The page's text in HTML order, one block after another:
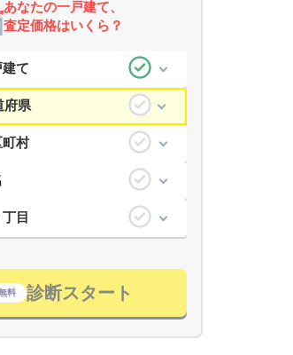
あなたの一戸建て、
査定価格はいくら？
て
府県
町村
目
料 診断スタート